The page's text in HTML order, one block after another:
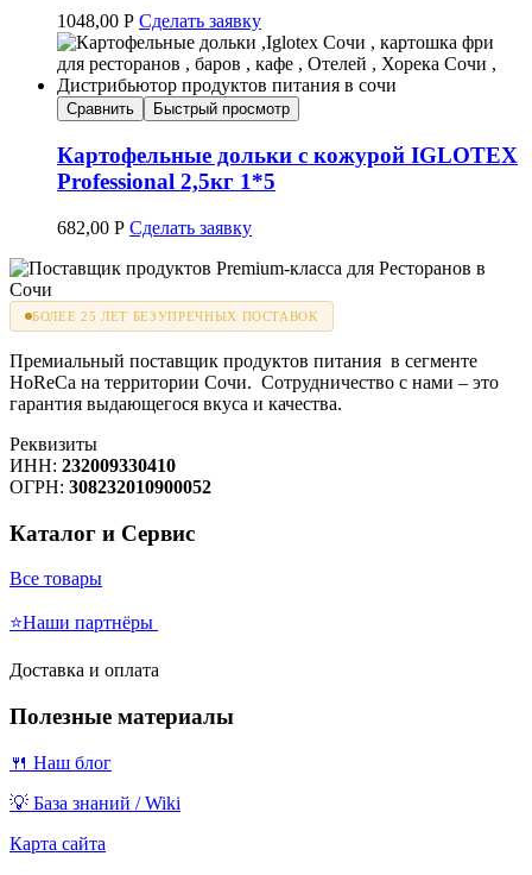
1048,00 Р Сделать заявку
Сравнить Быстрый просмотр
Картофельные дольки с кожурой IGLOTEX
Professional 2,5кг 1*5
682,00 Р Сделать заявку
БОЛЕЕ 25 ЛЕТ БЕЗУПРЕЧНЫХ ПОСТАВОК
Премиальный поставщик продуктов питания в сегменте
HoReCa на территории Сочи. Сотрудничество с нами – это
гарантия выдающегося вкуса и качества.
Реквизиты
ИНН: 232009330410
ОГРН: 308232010900052
Каталог и Сервис
Все товары
⭐Наши партнёры
Доставка и оплата
Полезные материалы
🍴 Наш блог
💡 База знаний / Wiki
Карта сайта